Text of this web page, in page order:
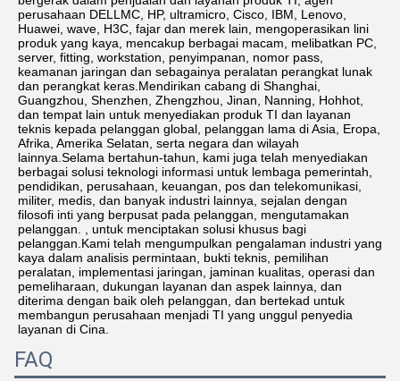
perusahaan DELLMC, HP, ultramicro, Cisco, IBM, Lenovo,
Huawei, wave, H3C, fajar dan merek lain, mengoperasikan lini
produk yang kaya, mencakup berbagai macam, melibatkan PC,
server, fitting, workstation, penyimpanan, nomor pass,
keamanan jaringan dan sebagainya peralatan perangkat lunak
dan perangkat keras.Mendirikan cabang di Shanghai,
Guangzhou, Shenzhen, Zhengzhou, Jinan, Nanning, Hohhot,
dan tempat lain untuk menyediakan produk TI dan layanan
teknis kepada pelanggan global, pelanggan lama di Asia, Eropa,
Afrika, Amerika Selatan, serta negara dan wilayah
lainnya.Selama bertahun-tahun, kami juga telah menyediakan
berbagai solusi teknologi informasi untuk lembaga pemerintah,
pendidikan, perusahaan, keuangan, pos dan telekomunikasi,
militer, medis, dan banyak industri lainnya, sejalan dengan
filosofi inti yang berpusat pada pelanggan, mengutamakan
pelanggan. , untuk menciptakan solusi khusus bagi
pelanggan.Kami telah mengumpulkan pengalaman industri yang
kaya dalam analisis permintaan, bukti teknis, pemilihan
peralatan, implementasi jaringan, jaminan kualitas, operasi dan
pemeliharaan, dukungan layanan dan aspek lainnya, dan
diterima dengan baik oleh pelanggan, dan bertekad untuk
membangun perusahaan menjadi TI yang unggul penyedia
layanan di Cina.
FAQ